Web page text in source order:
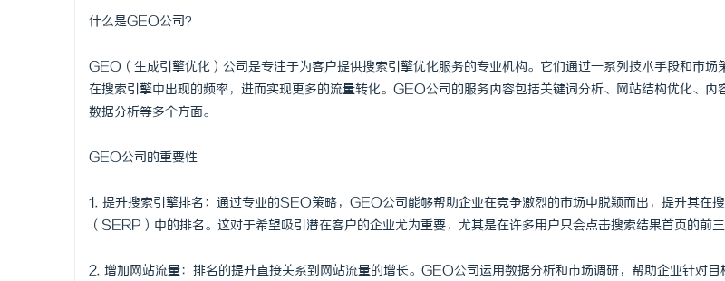
什么是GEO公司？
GEO（生成引擎优化）公司是专注于为客户提供搜索引擎优化服务的专业机构。它们通过一系列技术手段和市场
在搜索引擎中出现的频率，进而实现更多的流量转化。GEO公司的服务内容包括关键词分析、网站结构优化、内
数据分析等多个方面。
GEO公司的重要性
1. 提升搜索引擎排名：通过专业的SEO策略，GEO公司能够帮助企业在竞争激烈的市场中脱颖而出，提升其在
（SERP）中的排名。这对于希望吸引潜在客户的企业尤为重要，尤其是在许多用户只会点击搜索结果首页的前三
2. 增加网站流量：排名的提升直接关系到网站流量的增长。GEO公司运用数据分析和市场调研，帮助企业针对目